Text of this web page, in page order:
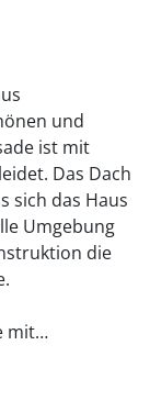
und
ist mit
Das Dach
sich das Haus
Umgebung
die
mit